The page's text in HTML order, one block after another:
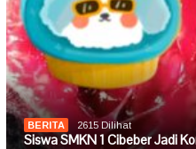
BERITA 2615 Dilihat
Siswa SMKN 1 Cibeber Jadi